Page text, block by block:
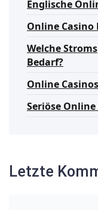
Englische
Online Casino
Welche
Bedarf?
Online
Seriöse Online
Letzte